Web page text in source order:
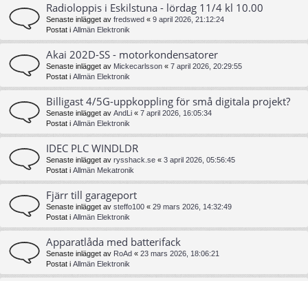
Radioloppis i Eskilstuna - lördag 11/4 kl 10.00
Senaste inlägget av fredswed « 9 april 2026, 21:12:24
Postat i Allmän Elektronik
Akai 202D-SS - motorkondensatorer
Senaste inlägget av Mickecarlsson « 7 april 2026, 20:29:55
Postat i Allmän Elektronik
Billigast 4/5G-uppkoppling för små digitala projekt?
Senaste inlägget av AndLi « 7 april 2026, 16:05:34
Postat i Allmän Elektronik
IDEC PLC WINDLDR
Senaste inlägget av rysshack.se « 3 april 2026, 05:56:45
Postat i Allmän Mekatronik
Fjärr till garageport
Senaste inlägget av steffo100 « 29 mars 2026, 14:32:49
Postat i Allmän Elektronik
Apparatlåda med batterifack
Senaste inlägget av RoAd « 23 mars 2026, 18:06:21
Postat i Allmän Elektronik